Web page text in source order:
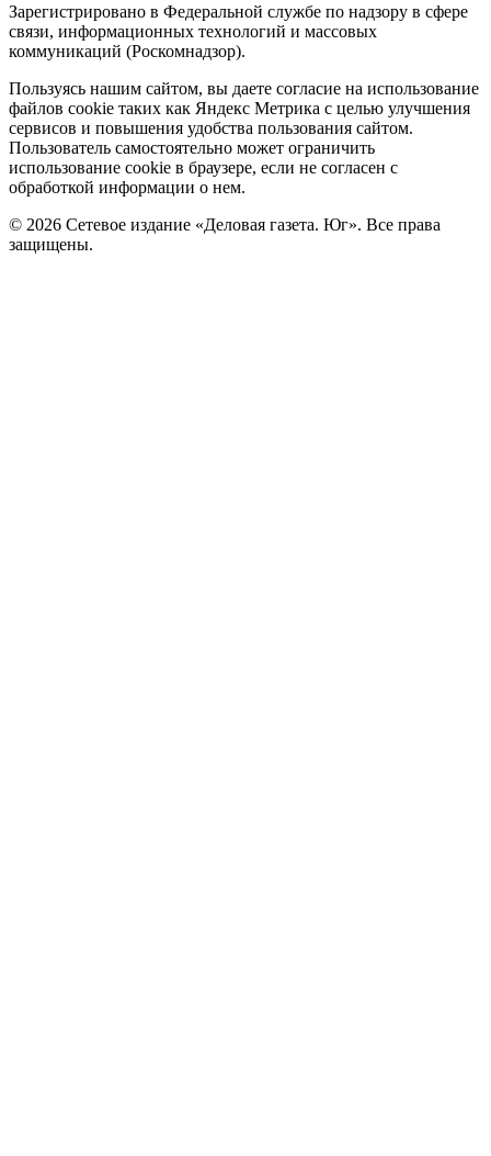
Зарегистрировано в Федеральной службе по надзору в сфере
связи, информационных технологий и массовых
коммуникаций (Роскомнадзор).
Политика
cookie
Пользуясь нашим сайтом, вы даете согласие на использование
файлов cookie таких как Яндекс Метрика с целью улучшения
сервисов и повышения удобства пользования сайтом.
Пользователь самостоятельно может ограничить
использование cookie в браузере, если не согласен с
обработкой информации о нем.
© 2026 Сетевое издание «Деловая газета. Юг». Все права
защищены.